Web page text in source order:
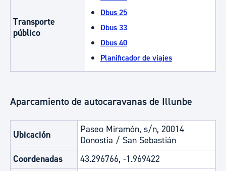
Transporte
público
Dbus 25
Dbus 33
Dbus 40
Planificador de viajes
Aparcamiento de autocaravanas de Illunbe
Ubicación
Paseo Miramón, s/n, 20014
Donostia / San Sebastián
Coordenadas
43.296766, -1.969422